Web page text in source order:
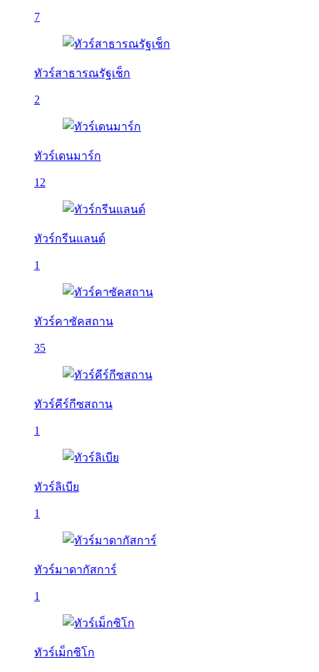
7
ทัวร์สาธารณรัฐเช็ก
2
ทัวร์เดนมาร์ก
12
ทัวร์กรีนแลนด์
1
ทัวร์คาซัคสถาน
35
ทัวร์คีร์กีซสถาน
1
ทัวร์ลิเบีย
1
ทัวร์มาดากัสการ์
1
ทัวร์เม็กซิโก